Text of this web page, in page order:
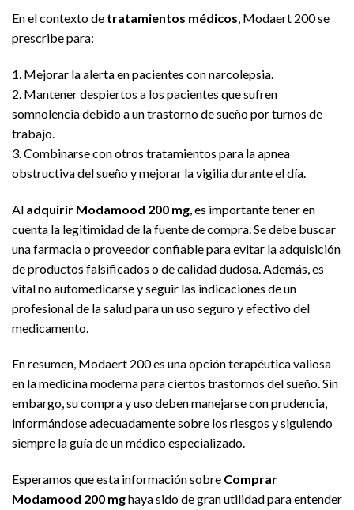
En el contexto de tratamientos médicos, Modaert 200 se
prescribe para:
1. Mejorar la alerta en pacientes con narcolepsia.
2. Mantener despiertos a los pacientes que sufren
somnolencia debido a un trastorno de sueño por turnos de
trabajo.
3. Combinarse con otros tratamientos para la apnea
obstructiva del sueño y mejorar la vigilia durante el día.
Al adquirir Modamood 200 mg , es importante tener en
cuenta la legitimidad de la fuente de compra. Se debe buscar
una farmacia o proveedor confiable para evitar la adquisición
de productos falsificados o de calidad dudosa. Además, es
vital no automedicarse y seguir las indicaciones de un
profesional de la salud para un uso seguro y efectivo del
medicamento.
En resumen, Modaert 200 es una opción terapéutica valiosa
en la medicina moderna para ciertos trastornos del sueño. Sin
embargo, su compra y uso deben manejarse con prudencia,
informándose adecuadamente sobre los riesgos y siguiendo
siempre la guía de un médico especializado.
Esperamos que esta información sobre Comprar
Modamood 200 mghaya sido de gran utilidad para entender